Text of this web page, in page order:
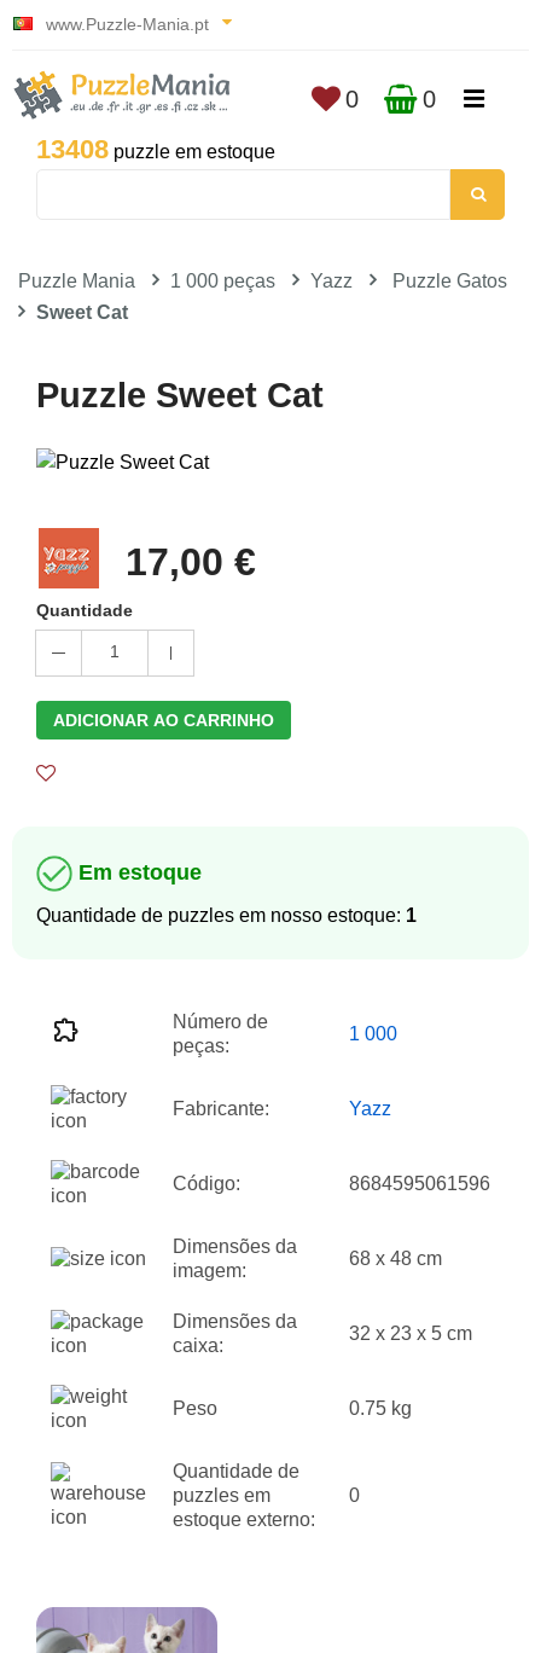
www.Puzzle-Mania.pt
13408 puzzle em estoque
0 0
Puzzle Mania 1 000 peças Yazz
Puzzle Gatos
Sweet Cat
Puzzle Sweet Cat
17,00 €
Quantidade
1
ADICIONAR AO CARRINHO
Em estoque
Quantidade de puzzles em nosso estoque: 1
Número de
peças:
1 000
Fabricante: Yazz
Código: 8684595061596
Dimensões da
imagem:
68 x 48 cm
Dimensões da
caixa:
32 x 23 x 5 cm
Peso 0.75 kg
Quantidade de
puzzles em
estoque externo:
0